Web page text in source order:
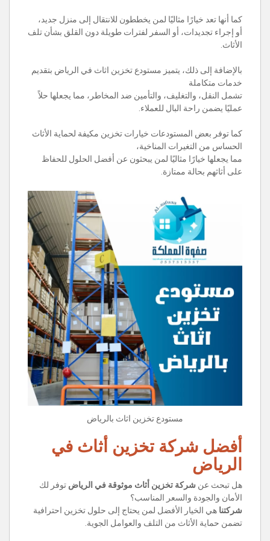
كما أنها تعد خيارًا مثاليًا لمن يخططون للانتقال إلى منزل جديد،
أو إجراء تجديدات، أو السفر لفترات طويلة دون القلق بشأن تلف
الأثاث.
بالإضافة إلى ذلك، يتميز مستودع تخزين اثاث في الرياض بتقديم
خدمات متكاملة
تشمل النقل، والتغليف، والتأمين ضد المخاطر، مما يجعلها حلاً
عمليًا يضمن راحة البال للعملاء.
كما توفر بعض المستودعات خيارات تخزين مكيفة لحماية الأثاث
الحساس من التغيرات المناخية،
مما يجعلها خيارًا مثاليًا لمن يبحثون عن أفضل الحلول للحفاظ
على أثاثهم بحالة ممتازة.
مستودع تخزين اثاث بالرياض
أفضل شركة تخزين أثاث في
الرياض
هل تبحث عن شركة تخزين أثاث موثوقة في الرياض توفر لك
الأمان والجودة والسعر المناسب؟
شركتنا هي الخيار الأفضل لمن يحتاج إلى حلول تخزين احترافية
تضمن حماية الأثاث من التلف والعوامل الجوية.